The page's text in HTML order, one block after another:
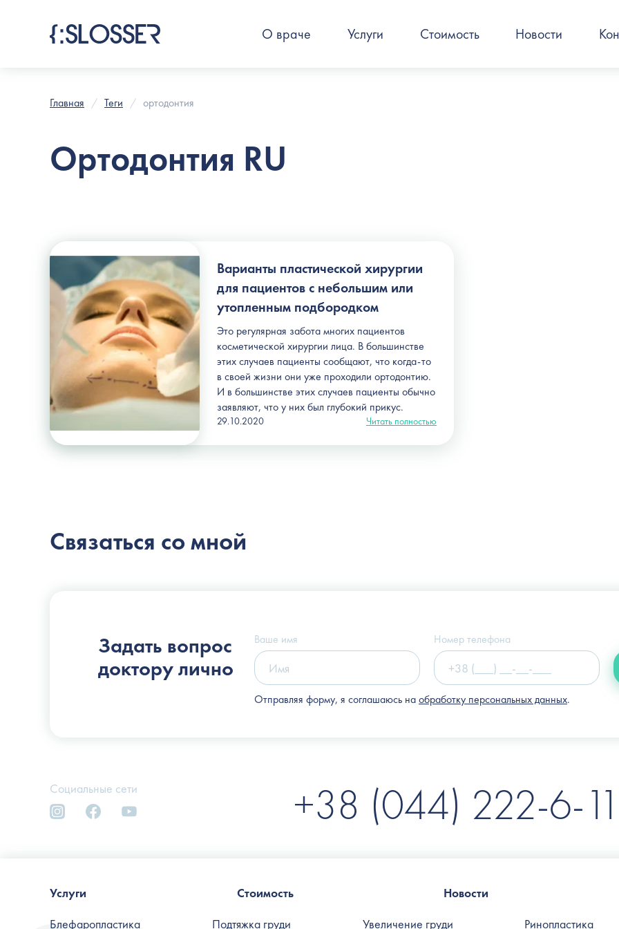
О враче Услуги Стоимость Новости
Главная Теги ортодонтия
Ортодонтия RU
Варианты пластической хирургии
для пациентов с небольшим или
утопленным подбородком
Это регулярная забота многих пациентов
косметической хирургии лица. В большинстве
этих случаев пациенты сообщают, что когда-то
в своей жизни они уже проходили ортодонтию.
И в большинстве этих случаев пациенты обычно
заявляют, что у них был глубокий прикус.
29.10.2020 Читать полностью
Связаться со мной
Задать вопрос
доктору лично
Ваше имя Номер телефона
Отправляя форму, я соглашаюсь наобработку персональных данных.
Социальные сети +38 (044) 222-6-
Услуги Стоимость Новости
Блефаропластика
Подтяжка груди Увеличение груди Ринопластика